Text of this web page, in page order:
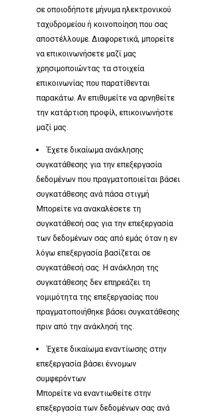
σε οποιοδήποτε μήνυμα ηλεκτρονικού
ταχυδρομείου ή κοινοποίηση που σας
αποστέλλουμε. Διαφορετικά, μπορείτε
να επικοινωνήσετε μαζί μας
χρησιμοποιώντας τα στοιχεία
επικοινωνίας που παρατίθενται
παρακάτω. Αν επιθυμείτε να αρνηθείτε
την κατάρτιση προφίλ, επικοινωνήστε
μαζί μας.
Έχετε δικαίωμα ανάκλησης
συγκατάθεσης για την επεξεργασία
δεδομένων που πραγματοποιείται βάσει
συγκατάθεσης ανά πάσα στιγμή
Μπορείτε να ανακαλέσετε τη
συγκατάθεσή σας για την επεξεργασία
των δεδομένων σας από εμάς όταν η εν
λόγω επεξεργασία βασίζεται σε
συγκατάθεσή σας. Η ανάκληση της
συγκατάθεσης δεν επηρεάζει τη
νομιμότητα της επεξεργασίας που
πραγματοποιήθηκε βάσει συγκατάθεσης
πριν από την ανάκλησή της.
Έχετε δικαίωμα εναντίωσης στην
επεξεργασία βάσει έννομων
συμφερόντων
Μπορείτε να εναντιωθείτε στην
επεξεργασία των δεδομένων σας ανά